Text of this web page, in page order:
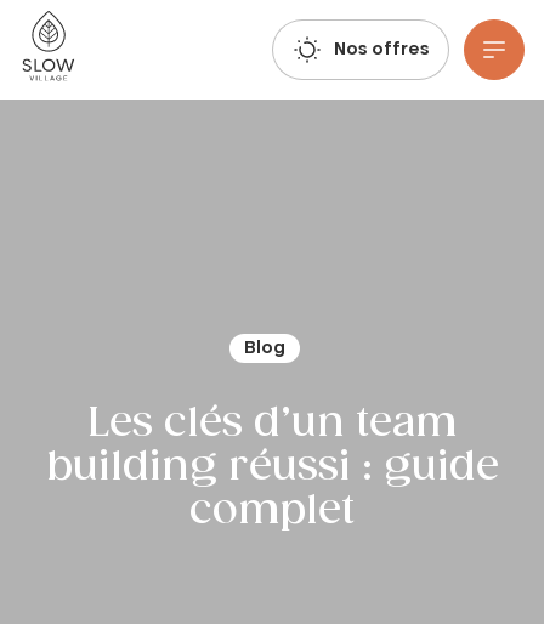
Respirez, imaginez, réservez : les réservations estivales 2027 sont déjà ouvertes !
Nos offres
Blog
Les clés d’un team
building réussi : guide
complet